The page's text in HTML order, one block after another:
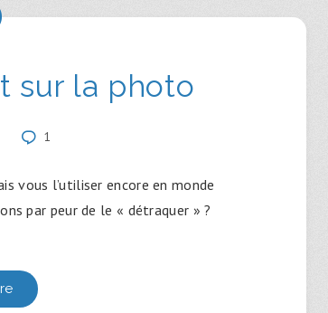
sur la photo
1
vous l’utiliser encore en monde
par peur de le « détraquer » ?